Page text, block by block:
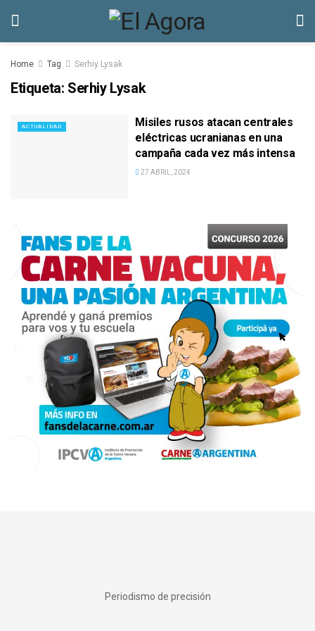
Home Tag Serhiy Lysak
Etiqueta: Serhiy Lysak
ACTUALIDAD
Misiles rusos atacan centrales
eléctricas ucranianas en una
campaña cada vez más intensa
27 ABRIL, 2024
Periodismo de precisión